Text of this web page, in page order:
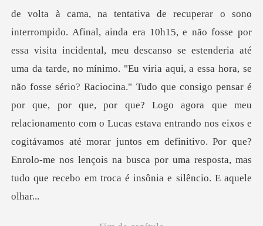
estenderia até
uma da tarde, no mínimo. "Eu viria aqui, a essa hora, se
não fosse sério? Raciocina." Tudo que consigo pensar é
por que, por que, por que? Logo agora que meu
relacionamento com o Luca